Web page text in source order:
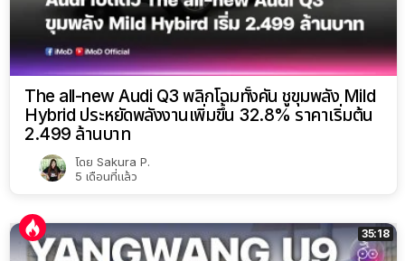
The all-new Audi Q3 พลิกโฉมทั้งคัน ชูขุมพลัง Mild
Hybrid ประหยัดพลังงานเพิ่มขึ้น 32.8% ราคาเริ่มต้น
2.499 ล้านบาท
โดย Sakura P.
5 เดือนที่แล้ว
35:18